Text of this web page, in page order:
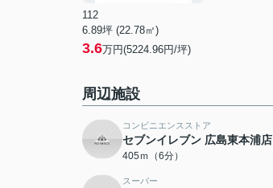
112
6.89坪 (22.78㎡)
3.6万円(5224.96円/坪)
周辺施設
コンビニエンスストア
セブンイレブン 広島東本浦店
405ｍ（6分）
スーパー